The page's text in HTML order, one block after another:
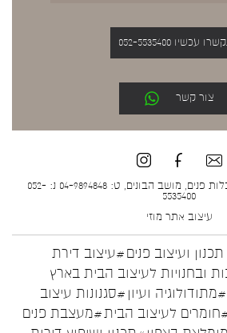
עכשיו 052-5535400
צור קשר
הילית קרש עיצוב ואדריכלות פנים, מושב הבונים, ט: 04-9894848 נ: 052-
5535400
עיצוב אתר מוזי
ועיצוב פנים#עיצוב דירת
ובחנויות לעיצוב הבית בארץ
#מתודולוגיה ועיון #סגנונות עיצוב
לעיצוב הבית#מעצבת פנים